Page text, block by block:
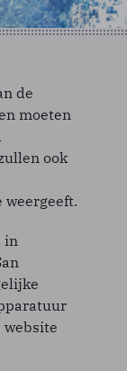
de
moeten
ook
in
website